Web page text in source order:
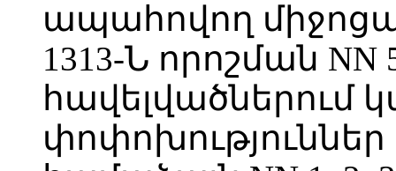
ապահովող
1313-Ն որոշման NN
հավելվածներում
փոփոխություններ